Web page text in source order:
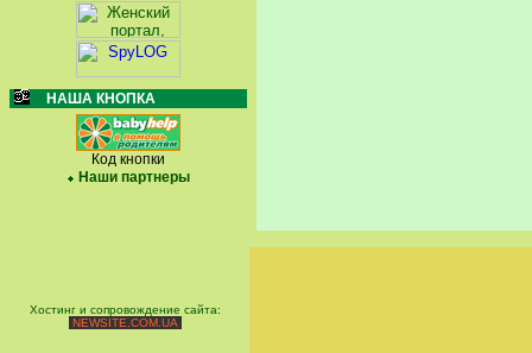
НАША КНОПКА
Код кнопки
Наши партнеры
Хостинг и сопровождение сайта:
NEWSITE.COM.UA